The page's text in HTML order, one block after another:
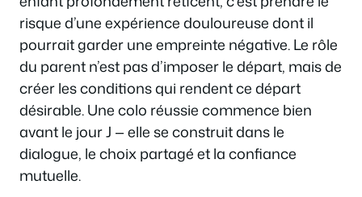
risque d’une expérience douloureuse dont il
pourrait garder une empreinte négative. Le rôle
du parent n’est pas d’imposer le départ, mais de
créer les conditions qui rendent ce départ
désirable. Une colo réussie commence bien
avant le jour J — elle se construit dans le
dialogue, le choix partagé et la confiance
mutuelle.